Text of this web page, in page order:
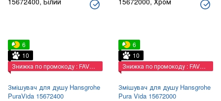
6
10
Знижка по промокоду : FAVORIT
Змішувач для душу Hansgrohe
PuraVida 15672400
6
10
Знижка по промокоду : FAVORIT
Змішувач для душу Hansgrohe
Pura Vida 15672000